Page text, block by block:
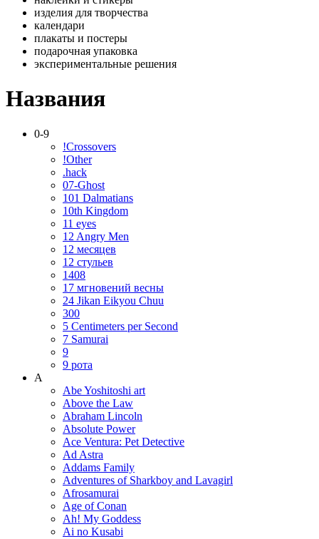
изделия для творчества
календари
плакаты и постеры
подарочная упаковка
экспериментальные решения
Названия
0-9
!Crossovers
!Other
.hack
07-Ghost
101 Dalmatians
10th Kingdom
11 eyes
12 Angry Men
12 месяцев
12 стульев
1408
17 мгновений весны
24 Jikan Eikyou Chuu
300
5 Centimeters per Second
7 Samurai
9
9 рота
A
Abe Yoshitoshi art
Above the Law
Abraham Lincoln
Absolute Power
Ace Ventura: Pet Detective
Ad Astra
Addams Family
Adventures of Sharkboy and Lavagirl
Afrosamurai
Age of Conan
Ah! My Goddess
Ai no Kusabi